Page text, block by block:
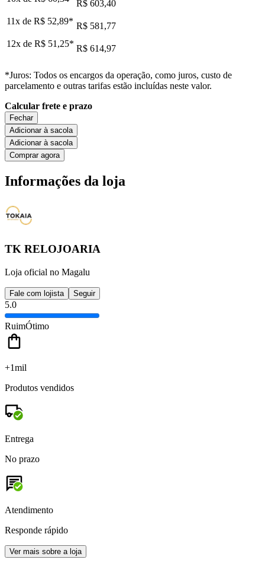
R$ 603,40
11x de R$ 52,89* R$ 581,77
12x de R$ 51,25* R$ 614,97
*Juros: Todos os encargos da operação, como juros, custo de
parcelamento e outras tarifas estão incluídas neste valor.
Calcular frete e prazo
Fechar
Adicionar à sacola
Adicionar à sacola
Comprar agora
Informações da loja
TK RELOJOARIA
Loja oficial no Magalu
Fale com lojista Seguir
5.0
RuimÓtimo
+1mil
Produtos vendidos
Entrega
No prazo
Atendimento
Responde rápido
Ver mais sobre a loja